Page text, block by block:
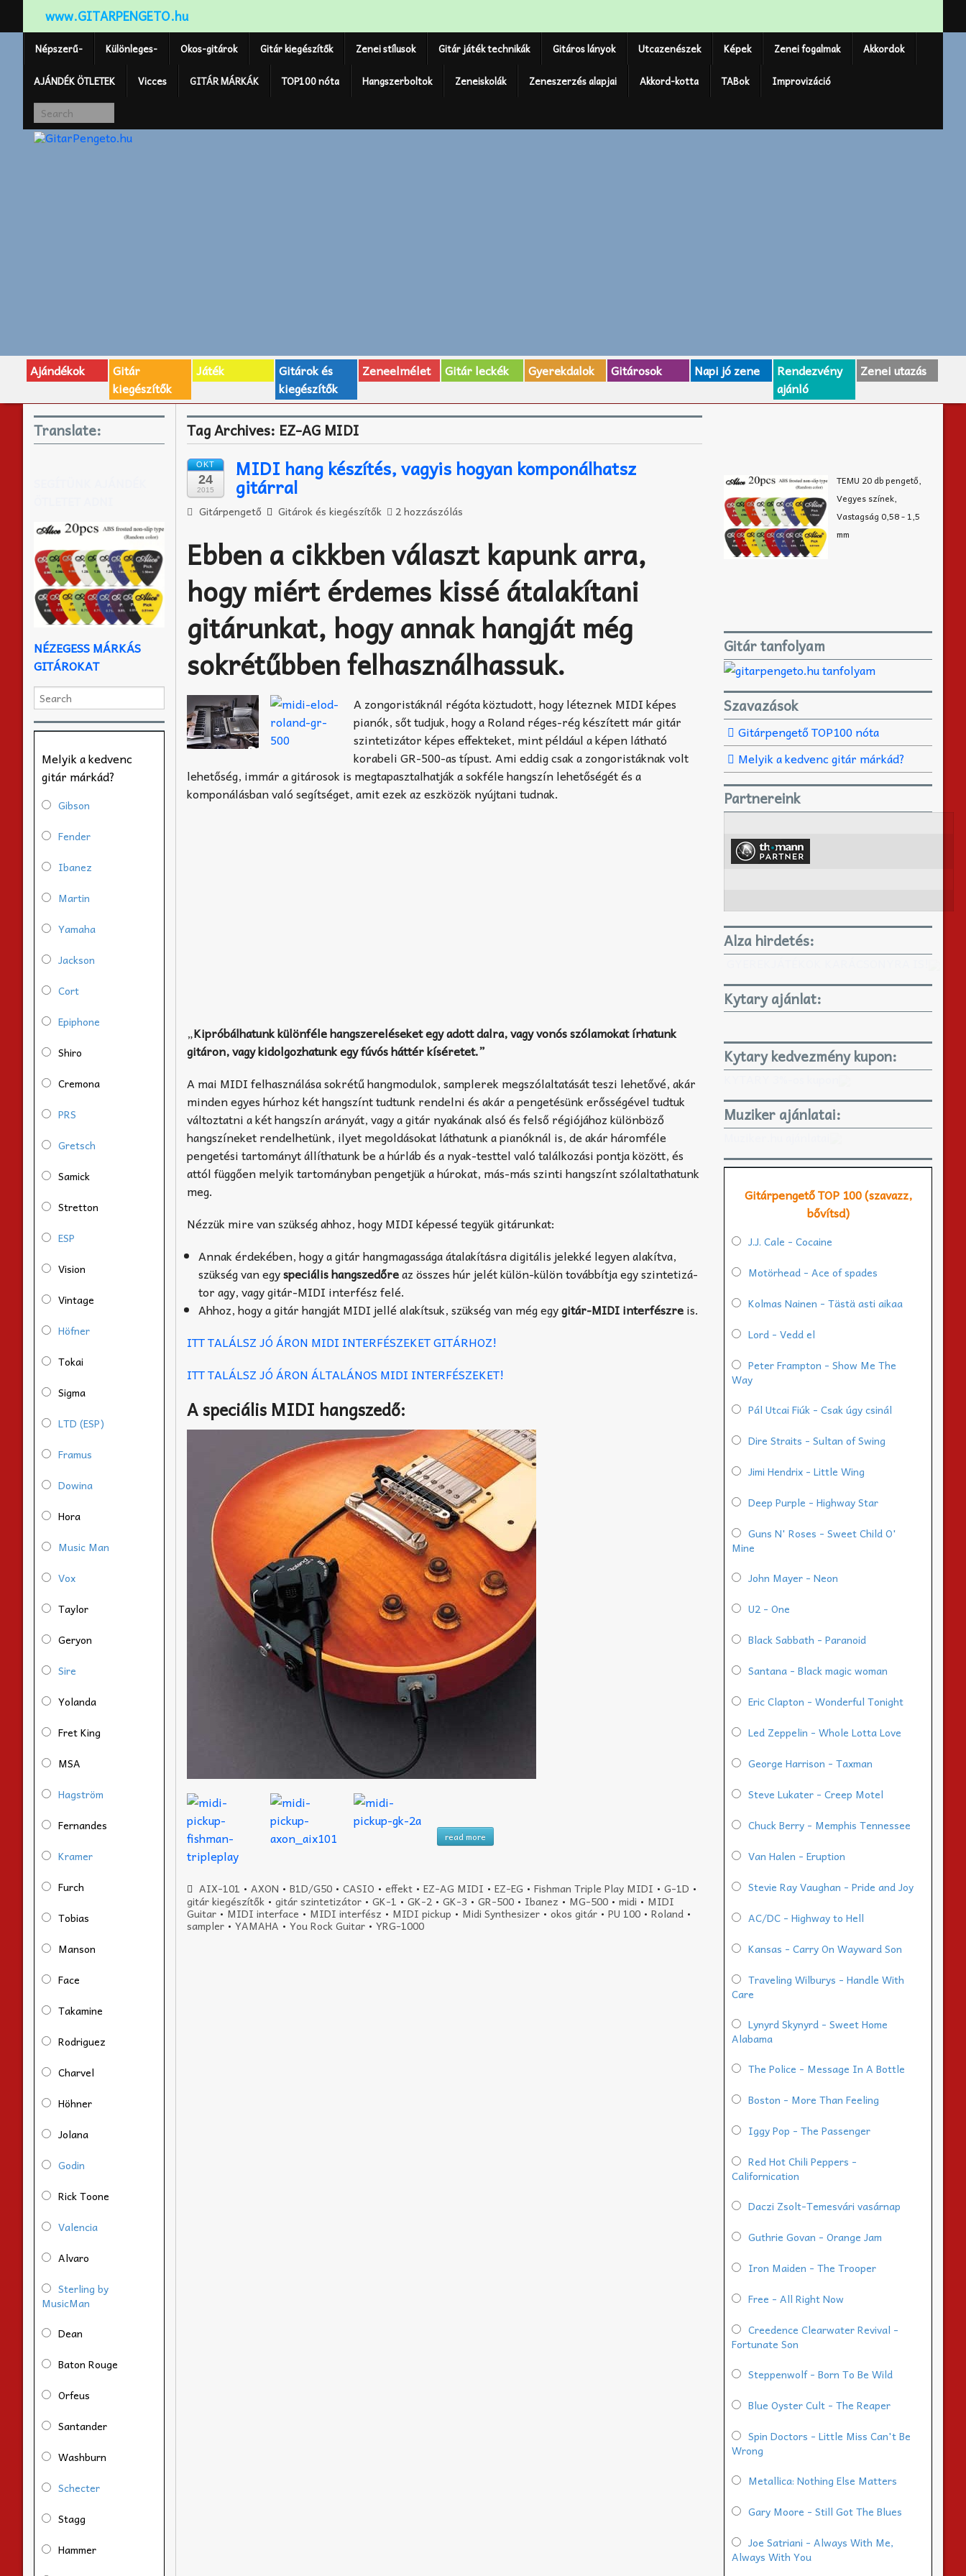
www.GITARPENGETO.hu
Népszerű- Különleges- Okos-gitárok Gitár kiegészítők Zenei stílusok Gitár játék technikák Gitáros lányok Utcazenészek Képek Zenei fogalmak Akkordok
AJÁNDÉK ÖTLETEK Vicces GITÁR MÁRKÁK TOP100 nóta Hangszerboltok Zeneiskolák Zeneszerzés alapjai Akkord-kotta TABok Improvizáció
Ajándékok
Gitár
kiegészítők
Játék
Gitárok és
kiegészítők
Zeneelmélet Gitár leckék Gyerekdalok Gitárosok Napi jó zene
Rendezvény
ajánló
Zenei utazás
Tag Archives: EZ-AG MIDI
OKT
24
2015
MIDI hang készítés, vagyis hogyan komponálhatsz
gitárral
Gitárpengető Gitárok és kiegészítők 2 hozzászólás
Ebben a cikkben választ kapunk arra,
hogy miért érdemes kissé átalakítani
gitárunkat, hogy annak hangját még
sokrétűbben felhasználhassuk.
A zongoristáknál régóta köztudott, hogy léteznek MIDI képes
pianók, sőt tudjuk, hogy a Roland réges-rég készített már gitár
szintetizátor képes effekteket, mint például a képen látható
korabeli GR-500-as típust. Ami eddig csak a zongoristáknak volt
lehetőség, immár a gitárosok is megtapasztalhatják a sokféle hangszín lehetőségét és a
komponálásban való segítséget, amit ezek az eszközök nyújtani tudnak.
„Kipróbálhatunk különféle hangszereléseket egy adott dalra, vagy vonós szólamokat írhatunk
gitáron, vagy kidolgozhatunk egy fúvós háttér kíséretet.”
A mai MIDI felhasználása sokrétű hangmodulok, samplerek megszólaltatását teszi lehetővé, akár
minden egyes húrhoz két hangszínt tudtunk rendelni és akár a pengetésünk erősségével tudtuk
változtatni a két hangszín arányát, vagy a gitár nyakának alsó és felső régiójához különböző
hangszíneket rendelhetünk, ilyet megoldásokat láthatunk a pianóknál is, de akár háromféle
pengetési tartományt állíthatunk be a húrláb és a nyak-testtel való találkozási pontja között, és
attól függően melyik tartományban pengetjük a húrokat, más-más szinti hangszínt szólaltathatunk
meg.
Nézzük mire van szükség ahhoz, hogy MIDI képessé tegyük gitárunkat:
Annak érdekében, hogy a gitár hangmagassága átalakításra digitális jelekké legyen alakítva,
szükség van egyspeciális hangszedőreaz összes húr jelét külön-külön továbbítja egy szin­te­ti­zá­
tor agy, vagy gitár-MIDI interfész felé.
Ahhoz, hogy a gitár hangját MIDI jellé alakítsuk, szükség van még egygitár-MIDI interfészreis.
ITT TALÁLSZ JÓ ÁRON MIDI INTERFÉSZEKET GITÁRHOZ!
ITT TALÁLSZ JÓ ÁRON ÁLTALÁNOS MIDI INTERFÉSZEKET!
A speciális MIDI hangszedő:
read more
AIX-101 • AXON • B1D/G50• CASIO • effekt• EZ-AG MIDI • EZ-EG • Fishman Triple Play MIDI • G-1D •
gitár kiegészítők •gitár szintetizátor •GK-1 •GK-2 •GK-3 •GR-500 • Ibanez • MG-500 •midi • MIDI
Guitar • MIDI interface • MIDI interfész • MIDI pickup • Midi Synthesizer •okos gitár •PU 100 •Roland •
sampler •YAMAHA •You Rock Guitar •YRG-1000
Translate:
NÉZEGESS MÁRKÁS
GITÁROKAT
Melyik a kedvenc
gitár márkád?
Gibson
Fender
Ibanez
Martin
Yamaha
Jackson
Cort
Epiphone
Shiro
Cremona
PRS
Gretsch
Samick
Stretton
ESP
Vision
Vintage
Höfner
Tokai
Sigma
LTD (ESP)
Framus
Dowina
Hora
Music Man
Vox
Taylor
Geryon
Sire
Yolanda
Fret King
MSA
Hagström
Fernandes
Kramer
Furch
Tobias
Manson
Face
Takamine
Rodriguez
Charvel
Höhner
Jolana
Godin
Rick Toone
Valencia
Alvaro
Sterling by
MusicMan
Dean
Baton Rouge
Orfeus
Santander
Washburn
Schecter
Stagg
Hammer
TEMU 20 db pengető,
Vegyes színek,
Vastagság 0,58 - 1,5
mm
Gitár tanfolyam
Szavazások
Gitárpengető TOP100 nóta
Melyik a kedvenc gitár márkád?
Partnereink
Alza hirdetés:
Kytary ajánlat:
Kytary kedvezmény kupon:
Muziker ajánlatai:
Gitárpengető TOP 100 (szavazz,
bővítsd)
J.J. Cale - Cocaine
Motörhead - Ace of spades
Kolmas Nainen - Tästä asti aikaa
Lord - Vedd el
Peter Frampton - Show Me The
Way
Pál Utcai Fiúk - Csak úgy csinál
Dire Straits - Sultan of Swing
Jimi Hendrix - Little Wing
Deep Purple - Highway Star
Guns N' Roses - Sweet Child O'
Mine
John Mayer - Neon
U2 - One
Black Sabbath - Paranoid
Santana - Black magic woman
Eric Clapton - Wonderful Tonight
Led Zeppelin - Whole Lotta Love
George Harrison - Taxman
Steve Lukater - Creep Motel
Chuck Berry - Memphis Tennessee
Van Halen - Eruption
Stevie Ray Vaughan - Pride and Joy
AC/DC - Highway to Hell
Kansas - Carry On Wayward Son
Traveling Wilburys - Handle With
Care
Lynyrd Skynyrd - Sweet Home
Alabama
The Police - Message In A Bottle
Boston - More Than Feeling
Iggy Pop - The Passenger
Red Hot Chili Peppers -
Californication
Daczi Zsolt-Temesvári vasárnap
Guthrie Govan - Orange Jam
Iron Maiden - The Trooper
Free - All Right Now
Creedence Clearwater Revival -
Fortunate Son
Steppenwolf - Born To Be Wild
Blue Oyster Cult - The Reaper
Spin Doctors - Little Miss Can't Be
Wrong
Metallica: Nothing Else Matters
Gary Moore - Still Got The Blues
Joe Satriani - Always With Me,
Always With You